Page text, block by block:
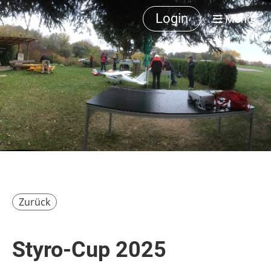
Login Menü
Zurück
Styro-Cup 2025